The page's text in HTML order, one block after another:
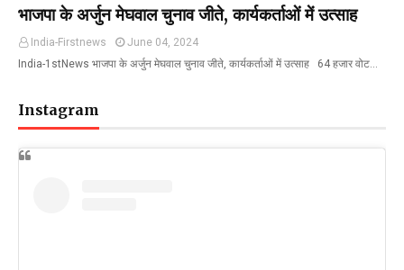
भाजपा के अर्जुन मेघवाल चुनाव जीते, कार्यकर्ताओं में उत्साह
India-Firstnews
June 04, 2024
India-1stNews भाजपा के अर्जुन मेघवाल चुनाव जीते, कार्यकर्ताओं में उत्साह 64 हजार वोट…
Instagram